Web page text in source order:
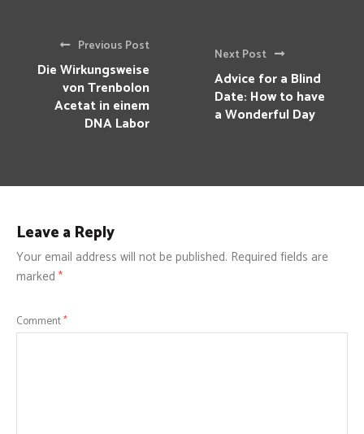
Previous Post
Die Wirkungsweise
von Trenbolon
Acetat in einem
DNA Labor
Next Post
Advice for a Blind
Date: How to have
a Wonderful Day
Leave a Reply
Your email address will not be published. Required fields are
marked *
Comment*